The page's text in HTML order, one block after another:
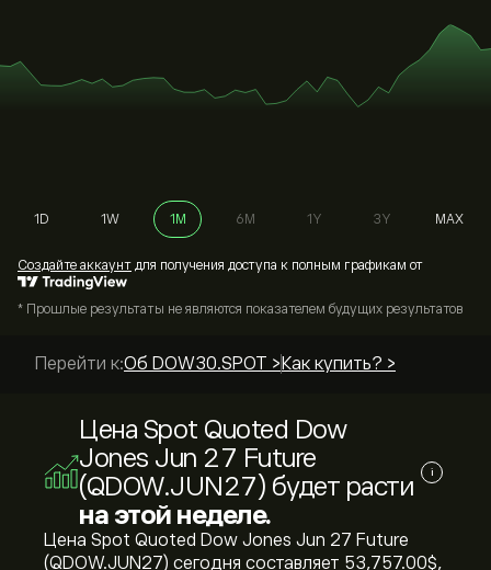
1D 1W 1M 6M 1Y 3Y MAX
Cоздайте аккаунт для получения доступа к полным графикам от
* Прошлые результаты не являются показателем будущих результатов
Перейти к:Об DOW30.SPOT > Как купить? >
Цена Spot Quoted Dow
Jones Jun 27 Future
(QDOW.JUN27) будет расти
на этой неделе.
i
Цена Spot Quoted Dow Jones Jun 27 Future
(QDOW.JUN27) сегодня составляет 53,757.00‎$‎,